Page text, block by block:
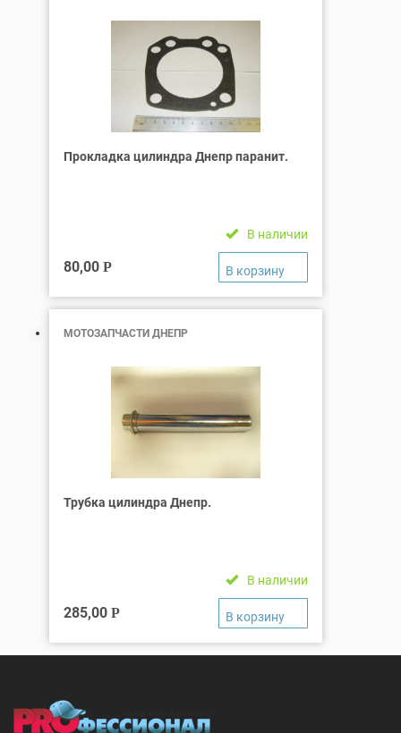
Прокладка цилиндра Днепр паранит.
В наличии
80,00 Р
МОТОЗАПЧАСТИ ДНЕПР
Трубка цилиндра Днепр.
В наличии
285,00 Р